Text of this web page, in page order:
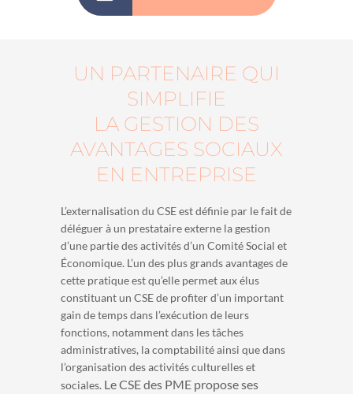
UN PARTENAIRE QUI
SIMPLIFIE
LA GESTION DES
AVANTAGES SOCIAUX
EN ENTREPRISE
L’externalisation du CSE est définie par le fait de
déléguer à un prestataire externe la gestion
d’une partie des activités d’un Comité Social et
Économique. L’un des plus grands avantages de
cette pratique est qu’elle permet aux élus
constituant un CSE de profiter d’un important
gain de temps dans l’exécution de leurs
fonctions, notamment dans les tâches
administratives, la comptabilité ainsi que dans
l’organisation des activités culturelles et
sociales. Le CSE des PME propose ses